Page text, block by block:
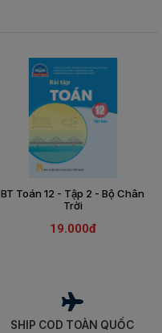
BT Toán 12 - Tập 2 - Bộ Chân
Trời
19.000đ
SHIP COD TOÀN QUỐC